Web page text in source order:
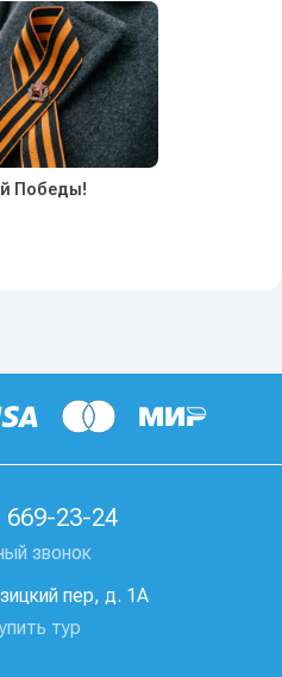
Победы!
669-23-24
звонок
пер, д. 1А
тур